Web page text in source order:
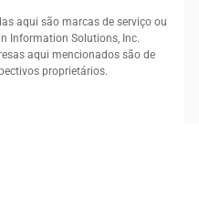
aqui são marcas de serviço ou
Information Solutions, Inc.
aqui mencionados são de
proprietários.